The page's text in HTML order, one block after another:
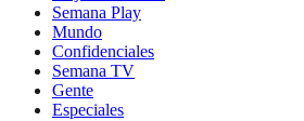
Semana Play
Mundo
Confidenciales
Semana TV
Gente
Especiales